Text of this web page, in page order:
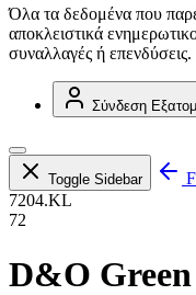
Όλα τα δεδομένα που
αποκλειστικά
συναλλαγές ή επενδύσεις.
Σύνδεση
Toggle Sidebar
7204.KL
72
D&O Green